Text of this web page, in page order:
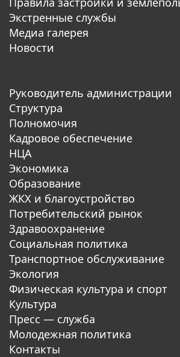
Экстренные службы
Медиа галерея
Новости
Руководитель администрации
Структура
Полномочия
Кадровое обеспечение
НЦА
Экономика
Образование
ЖКХ и благоустройство
Потребительский рынок
Здравоохранение
Социальная политика
Транспортное обслуживание
Экология
Физическая культура и спорт
Культура
Пресс — служба
Молодежная политика
Контакты